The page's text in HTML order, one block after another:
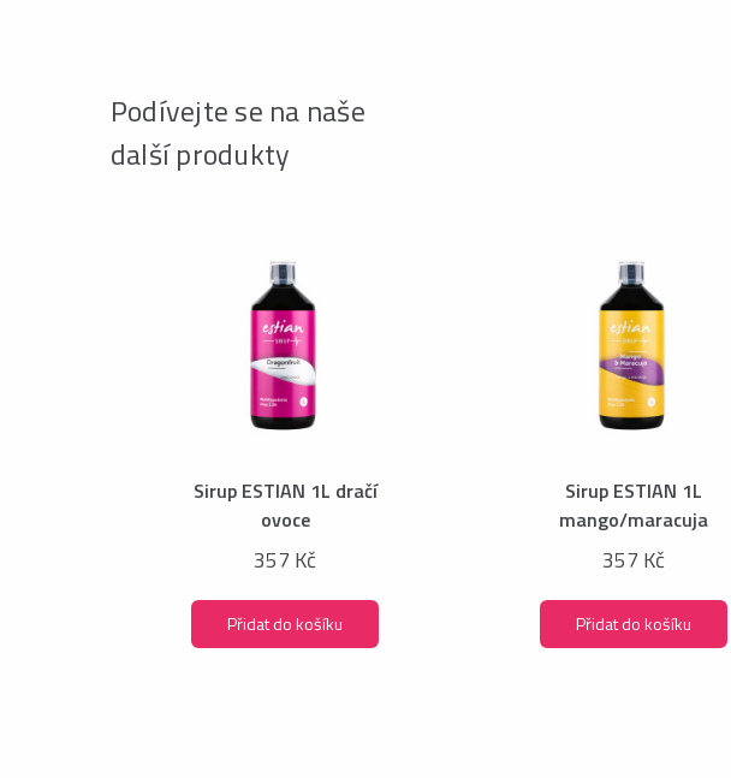
Podívejte se na naše
další produkty
Sirup ESTIAN 1L dračí
ovoce
357 Kč
Přidat do košíku
Sirup ESTIAN 1L
mango/maracuja
357 Kč
Přidat do košíku